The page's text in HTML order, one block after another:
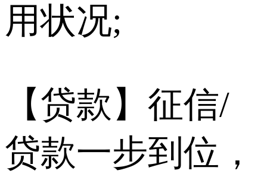
用状况;
【贷款】征信/
贷款一步到位，